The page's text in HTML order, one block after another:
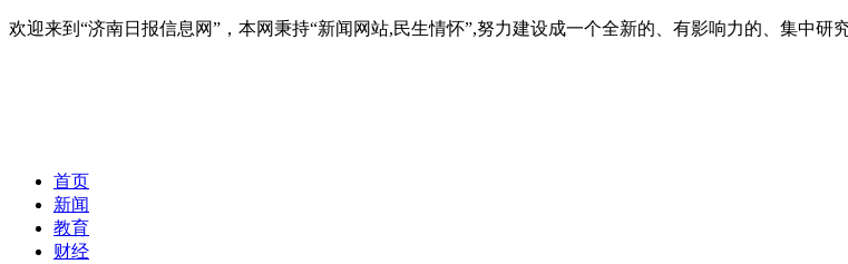
欢迎来到“济南日报信息网”，本网秉持“新闻网站,民生情怀”,努力建设成一个全新的、有影响力的、集中
首页
新闻
教育
财经